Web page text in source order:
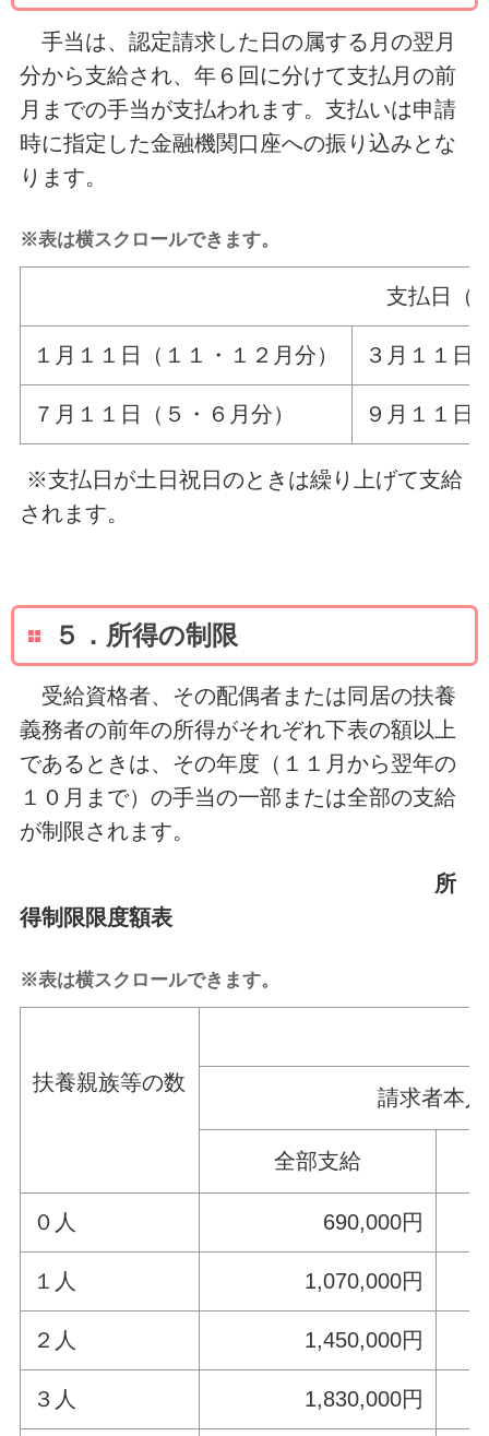
手当は、認定請求した日の属する月の翌月
分から支給され、年６回に分けて支払月の前
月までの手当が支払われます。支払いは申請
時に指定した金融機関口座への振り込みとな
ります。
※表は横スクロールできます。
支払日（
１月１１日（１１・１２月分） ３月１１日
７月１１日（５・６月分） ９月１１日
※支払日が土日祝日のときは繰り上げて支給
されます。
５．所得の制限
受給資格者、その配偶者または同居の扶養
義務者の前年の所得がそれぞれ下表の額以上
であるときは、その年度（１１月から翌年の
１０月まで）の手当の一部または全部の支給
が制限されます。
所
得制限限度額表
※表は横スクロールできます。
扶養親族等の数
請求者本人
全部支給
０人 690,000円
１人 1,070,000円
２人 1,450,000円
３人 1,830,000円